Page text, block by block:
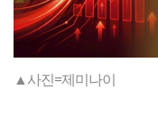
▲사진=제미나이